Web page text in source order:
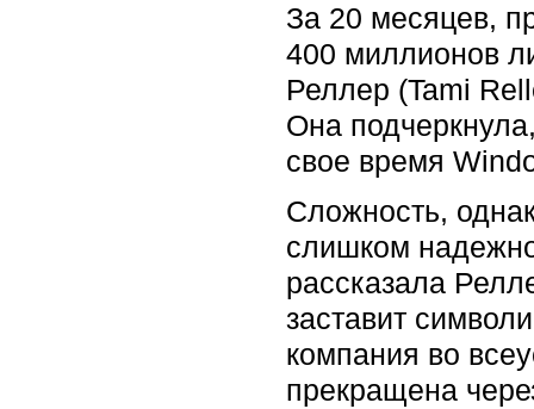
За 20 месяцев,
400 миллионов
Реллер (Tami
Она
свое время
Сложность,
слишком
рассказала
заставит
компания во
прекращена